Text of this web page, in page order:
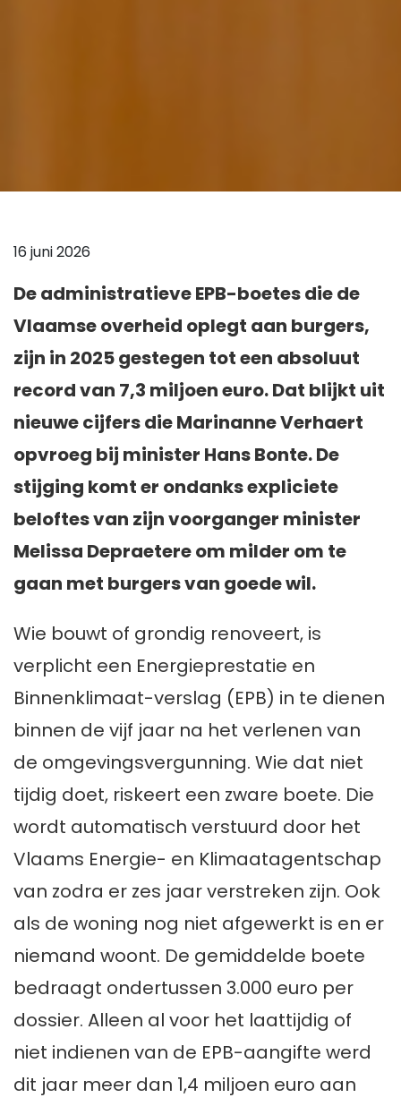
16 juni 2026
De administratieve EPB-boetes die de
Vlaamse overheid oplegt aan burgers,
zijn in 2025 gestegen tot een absoluut
record van 7,3 miljoen euro. Dat blijkt uit
nieuwe cijfers die Marinanne Verhaert
opvroeg bij minister Hans Bonte. De
stijging komt er ondanks expliciete
beloftes van zijn voorganger minister
Melissa Depraetere om milder om te
gaan met burgers van goede wil.
Wie bouwt of grondig renoveert, is
verplicht een Energieprestatie en
Binnenklimaat-verslag (EPB) in te dienen
binnen de vijf jaar na het verlenen van
de omgevingsvergunning. Wie dat niet
tijdig doet, riskeert een zware boete. Die
wordt automatisch verstuurd door het
Vlaams Energie- en Klimaatagentschap
van zodra er zes jaar verstreken zijn. Ook
als de woning nog niet afgewerkt is en er
niemand woont. De gemiddelde boete
bedraagt ondertussen 3.000 euro per
dossier. Alleen al voor het laattijdig of
niet indienen van de EPB-aangifte werd
dit jaar meer dan 1,4 miljoen euro aan